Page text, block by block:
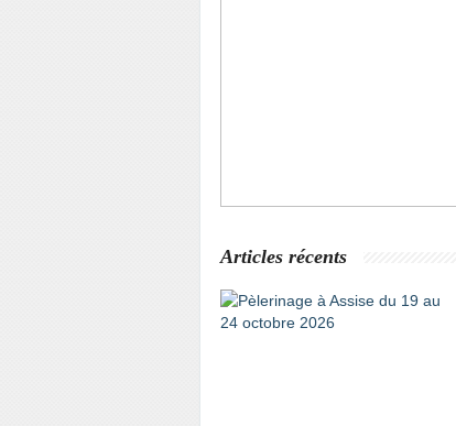
Articles récents